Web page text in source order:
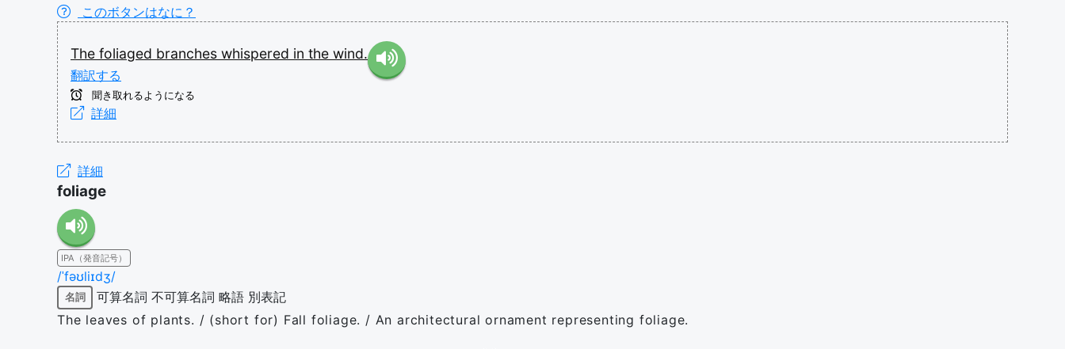
このボタンはなに？
The foliaged branches whispered in the wind.
翻訳する
聞き取れるようになる
詳細
詳細
foliage
IPA（発音記号）
/ˈfəʊliɪdʒ/
名詞 可算名詞 不可算名詞 略語 別表記
The leaves of plants. / (short for) Fall foliage. / An architectural ornament representing foliage.